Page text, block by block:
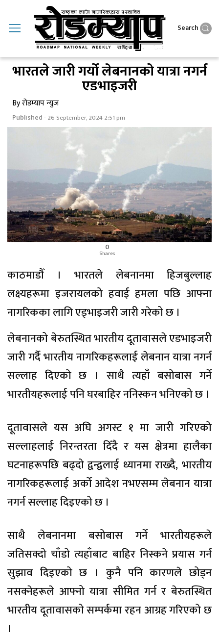
Search
भारतले जारी गर्यो लेबनानको यात्रा नगर्न
एडभाइजरी
By रोडम्याप न्युज
Published- 26 September, 2024 2:51 pm
0
Shares
काठमाडौँ । भारतले लेबनानमा हिजबुल्लाह
लक्ष्यहरूमा इजरायलको हवाई हमला पछि आफ्ना
नागरिकका लागि एड्भाइजरी जारी गरेको छ ।
लेबनानको बेरुतस्थित भारतीय दूतावासले एडभाइजरी
जारी गर्दै भारतीय नागरिकहरूलाई लेबनान यात्रा नगर्न
सल्लाह दिएको छ । साथै त्यहाँ बसोबास गर्ने
भारतीयहरूलाई पनि घरबाहिर ननिस्कन भनिएको छ ।
दूतावासले यस अघि अगस्ट १ मा जारी गरिएको
सल्लाहलाई निरन्तरता दिँदै र यस क्षेत्रमा हालैका
घटनाहरूपछि बढ्दो द्वन्द्वलाई ध्यानमा राख्दै, भारतीय
नागरिकहरूलाई अर्को आदेश नभएसम्म लेबनान यात्रा
नगर्न सल्लाह दिइएको छ ।
साथै लेबनानमा बसोबास गर्ने भारतीयहरूले
जतिसक्दो चाँडो त्यहाँबाट बाहिर निस्कने प्रयास गर्न
सुझाव दिइएको छ । कुनै पनि कारणले छोड्न
नसक्नेहरूले आफ्नो यात्रा सीमित गर्न र बेरुतस्थित
भारतीय दूतावासको सम्पर्कमा रहन आग्रह गरिएको छ
।